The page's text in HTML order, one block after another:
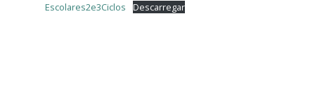
Escolares2e3Ciclos
Descarregar